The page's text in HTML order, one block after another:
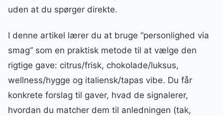
uden at du spørger direkte.
I denne artikel lærer du at bruge “personlighed via
smag” som en praktisk metode til at vælge den
rigtige gave: citrus/frisk, chokolade/luksus,
wellness/hygge og italiensk/tapas vibe. Du får
konkrete forslag til gaver, hvad de signalerer,
hvordan du matcher dem til anledningen (tak,